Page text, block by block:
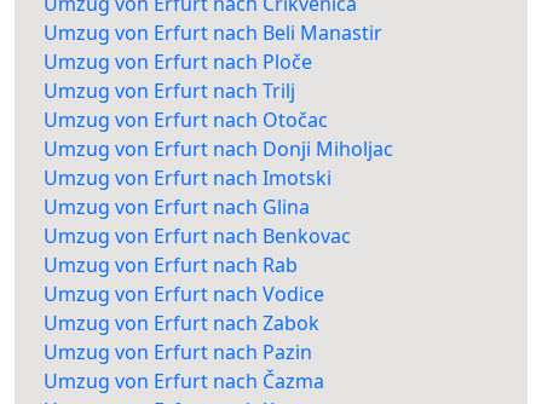
Umzug von Erfurt nach Beli Manastir
Umzug von Erfurt nach Ploče
Umzug von Erfurt nach Trilj
Umzug von Erfurt nach Otočac
Umzug von Erfurt nach Donji Miholjac
Umzug von Erfurt nach Imotski
Umzug von Erfurt nach Glina
Umzug von Erfurt nach Benkovac
Umzug von Erfurt nach Rab
Umzug von Erfurt nach Vodice
Umzug von Erfurt nach Zabok
Umzug von Erfurt nach Pazin
Umzug von Erfurt nach Čazma